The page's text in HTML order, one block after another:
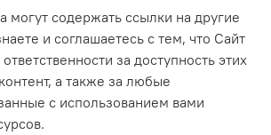
могут содержать ссылки на другие
и соглашаетесь с тем, что Сайт
за доступность этих
а также за любые
с использованием вами